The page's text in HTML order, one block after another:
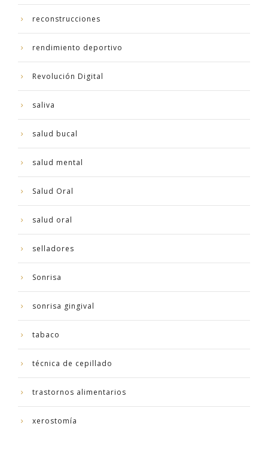
reconstrucciones
rendimiento deportivo
Revolución Digital
saliva
salud bucal
salud mental
Salud Oral
salud oral
selladores
Sonrisa
sonrisa gingival
tabaco
técnica de cepillado
trastornos alimentarios
xerostomía